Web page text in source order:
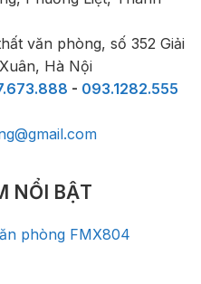
văn phòng, số 352 Giải
Hà Nội
- 093.1282.555
NỔI BẬT
phòng FMX804